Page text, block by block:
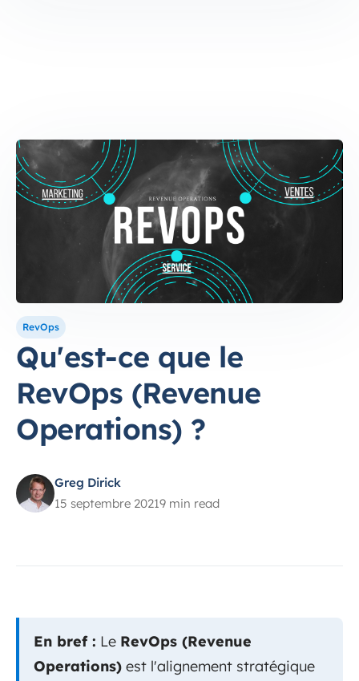
RevOps
Qu'est-ce que le
RevOps (Revenue
Operations) ?
Greg Dirick
15 septembre 20219 min read
En bref : Le RevOps (Revenue
Operations) est l'alignement stratégique